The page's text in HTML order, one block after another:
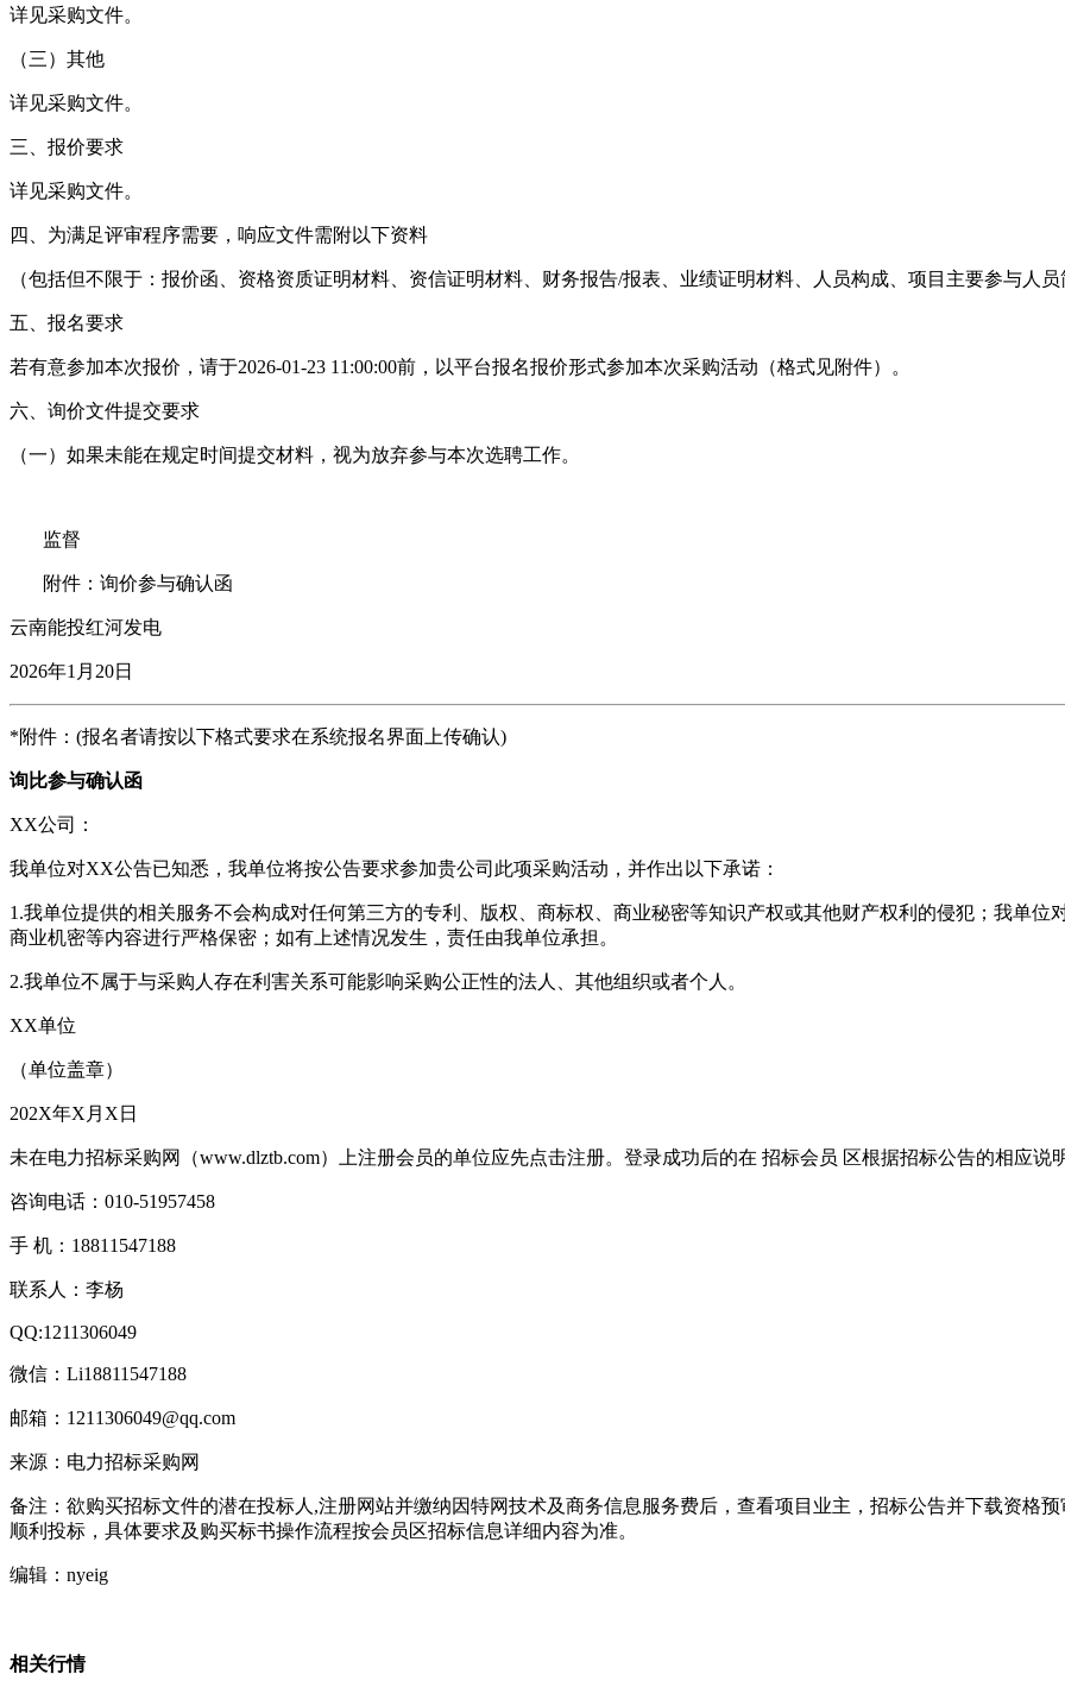
详见采购文件。
（三）其他
详见采购文件。
三、报价要求
详见采购文件。
四、为满足评审程序需要，响应文件需附以下资料
（包括但不限于：报价函、资格资质证明材料、资信证明材料、财务报告/报表、业绩证明材料、人员构成、项目主要参与人
五、报名要求
若有意参加本次报价，请于2026-01-23 11:00:00前，以平台报名报价形式参加本次采购活动（格式见附件）。
六、询价文件提交要求
（一）如果未能在规定时间提交材料，视为放弃参与本次选聘工作。
监督
附件：询价参与确认函
云南能投红河发电
2026年1月20日
*附件：(报名者请按以下格式要求在系统报名界面上传确认)
询比参与确认函
XX公司：
我单位对XX公告已知悉，我单位将按公告要求参加贵公司此项采购活动，并作出以下承诺：
1.我单位提供的相关服务不会构成对任何第三方的专利、版权、商标权、商业秘密等知识产权或其他财产权利的侵犯；我单
商业机密等内容进行严格保密；如有上述情况发生，责任由我单位承担。
2.我单位不属于与采购人存在利害关系可能影响采购公正性的法人、其他组织或者个人。
XX单位
（单位盖章）
202X年X月X日
未在电力招标采购网（www.dlztb.com）上注册会员的单位应先点击注册。登录成功后的在 招标会员 区根据招标公告的相应说
咨询电话：010-51957458
手 机：18811547188
联系人：李杨
QQ:1211306049
微信：Li18811547188
邮箱：1211306049@qq.com
来源：电力招标采购网
备注：欲购买招标文件的潜在投标人,注册网站并缴纳因特网技术及商务信息服务费后，查看项目业主，招标公告并下载资格
顺利投标，具体要求及购买标书操作流程按会员区招标信息详细内容为准。
编辑：nyeig
相关行情